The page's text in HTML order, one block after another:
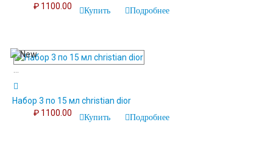
₽ 1100.00
Купить Подробнее
...
Набор 3 по 15 мл christian dior
₽ 1100.00
Купить Подробнее